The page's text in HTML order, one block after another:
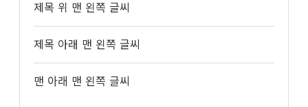
제목 위 맨 왼쪽 글씨
제목 아래 맨 왼쪽 글씨
맨 아래 맨 왼쪽 글씨